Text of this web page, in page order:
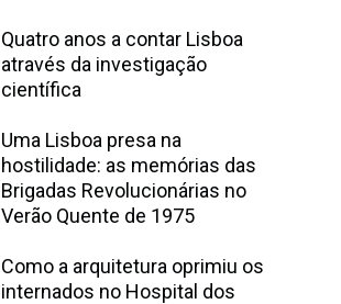
Quatro anos a contar Lisboa
através da investigação
científica
Uma Lisboa presa na
hostilidade: as memórias das
Brigadas Revolucionárias no
Verão Quente de 1975
Como a arquitetura oprimiu os
internados no Hospital dos